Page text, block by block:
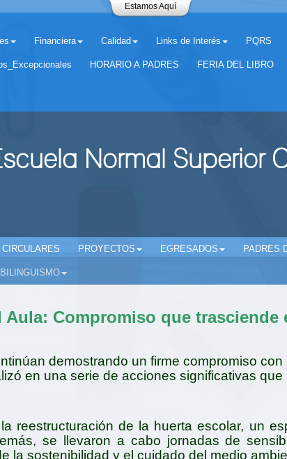
Estamos Aquí
Financiera Calidad Links de Interés PQRS
HORARIO A PADRES FERIA DEL LIBRO
Normal Superior
CIRCULARES PROYECTOS EGRESADOS PADRES
BILINGUISMO
Aula: Compromiso que trasciende
demostrando un firme compromiso
en una serie de acciones significativas
reestructuración de la huerta escolar, un
se llevaron a cabo jornadas de
la sostenibilidad y el cuidado del medio